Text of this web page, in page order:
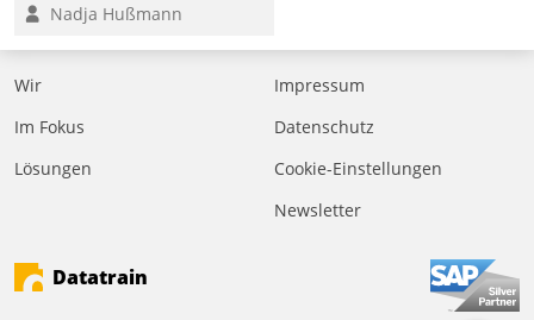
digitalen Cockpit, das
situationsbezogen
passende Fragen und
Eine intuitive
Dialogführung ermöglicht
effizienter zu bearbeiten.
Nadja Hußmann
Wir
Im Fokus
Lösungen
Impressum
Datenschutz
Cookie-Einstellungen
Newsletter
Datatrain